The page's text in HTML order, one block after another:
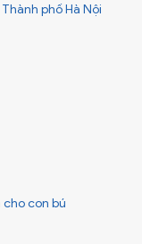
phố Hà Nội
con bú